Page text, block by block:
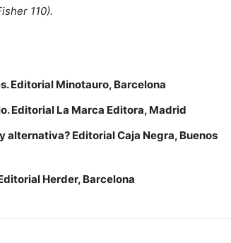
110).
Editorial Minotauro, Barcelona
Editorial La Marca Editora, Madrid
alternativa? Editorial Caja Negra, Buenos
Herder, Barcelona